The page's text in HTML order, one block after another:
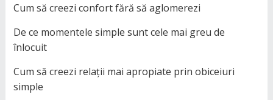
Cum să creezi confort fără să aglomerezi
De ce momentele simple sunt cele mai greu de
înlocuit
Cum să creezi relații mai apropiate prin obiceiuri
simple